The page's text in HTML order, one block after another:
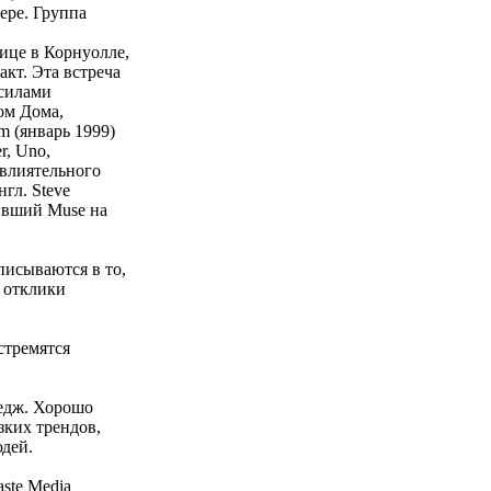
Группа
в Корнуолле,
Эта встреча
Дома,
(январь 1999)
Uno,
Steve
Muse на
в то,
Хорошо
трендов,
Media